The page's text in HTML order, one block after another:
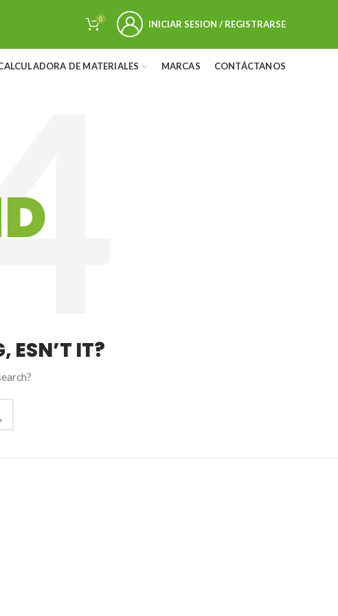
0 INICIAR SESION / REGISTRARSE
DE MATERIALES MARCAS CONTÁCTANOS
ESN’T IT?